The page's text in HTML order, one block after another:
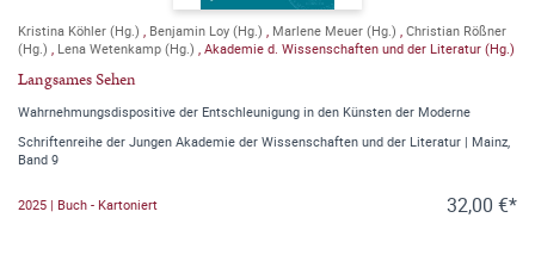
Kristina Köhler (Hg.) Benjamin Loy (Hg.) Marlene Meuer (Hg.) Christian Rößner
(Hg.)
Lena Wetenkamp (Hg.) Akademie d. Wissenschaften und der Literatur (Hg.)
Langsames Sehen
Wahrnehmungsdispositive der Entschleunigung in den Künsten der Moderne
Schriftenreihe der Jungen Akademie der Wissenschaften und der Literatur | Mainz,
Band 9
2025 | Buch - Kartoniert 32,00 €*